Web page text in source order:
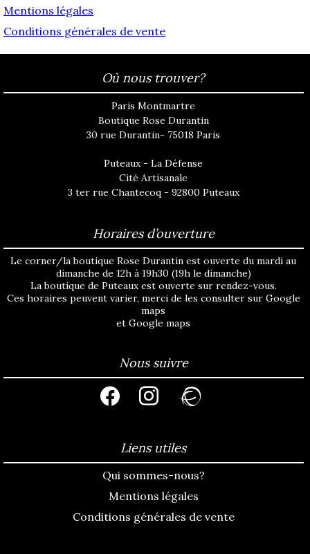
Mentions légales
Conditions générales de vente
Où nous trouver?
Paris Montmartre
Boutique Rose Durantin
30 rue Durantin- 75018 Paris
Puteaux - La Défense
Cité Artisanale
3 ter rue Chantecoq - 92800 Puteaux
Horaires d’ouverture
Le corner/la boutique Rose Durantin est ouverte du mardi au
dimanche de 12h à 19h30 (19h le dimanche)
La boutique de Puteaux est ouverte sur rendez-vous.
Ces horaires peuvent varier, merci de les consulter sur Google
maps
etGoogle maps
Nous suivre
facebookinstagramravelry
Liens utiles
Qui sommes-nous?
Mentions légales
Conditions générales de vente